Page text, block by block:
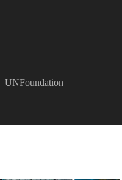
UNFoundation